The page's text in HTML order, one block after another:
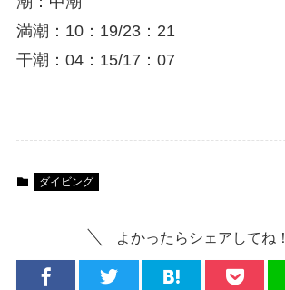
満潮：10：19/23：21
干潮：04：15/17：07
ダイビング
よかったらシェアしてね！